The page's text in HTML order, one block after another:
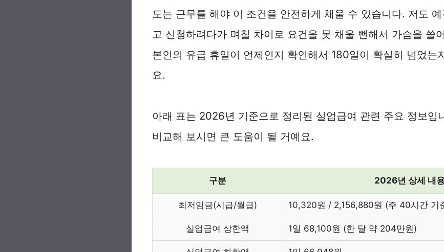
도는 근무를 해야 이 조건을 안전하게 채울 수 있습니다. 저도
고 신청하려다가 며칠 차이로 요건을 못 채울 뻔해서 가슴을 쓸
본인의 유급 휴일이 언제인지 확인해서 180일이 확실히 넘었는
요.
아래 표는 2026년 기준으로 정리된 실업급여 관련 주요 정보입
비교해 보시면 큰 도움이 될 거예요.
구분 2026년 상세 내
최저임금(시급/월급) 10,320원 / 2,156,880원 (주 40시간 기
실업급여 상한액 1일 68,100원 (한 달 약 204만원)